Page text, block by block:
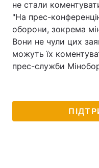
не стали
"На прес-
оборони, зокрема
Вони не чули цих
можуть їх
прес-служби